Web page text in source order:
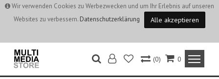
Wir verwenden Cookies zu Werbezwecken und um Ihr Erlebnis auf unseren
Websites zu verbessern. Datenschutzerklärung Alle akzeptieren
0
(0)